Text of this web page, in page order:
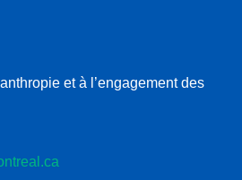
et à l’engagement des